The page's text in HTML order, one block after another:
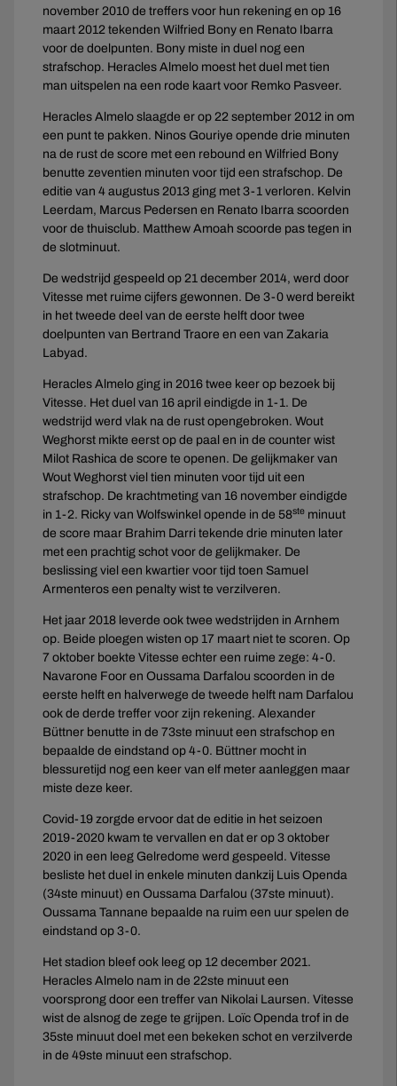
november 2010 de treffers voor hun rekening en op 16
maart 2012 tekenden Wilfried Bony en Renato Ibarra
voor de doelpunten. Bony miste in duel nog een
strafschop. Heracles Almelo moest het duel met tien
man uitspelen na een rode kaart voor Remko Pasveer.
Heracles Almelo slaagde er op 22 september 2012 in om
een punt te pakken. Ninos Gouriye opende drie minuten
na de rust de score met een rebound en Wilfried Bony
benutte zeventien minuten voor tijd een strafschop. De
editie van 4 augustus 2013 ging met 3-1 verloren. Kelvin
Leerdam, Marcus Pedersen en Renato Ibarra scoorden
voor de thuisclub. Matthew Amoah scoorde pas tegen in
de slotminuut.
De wedstrijd gespeeld op 21 december 2014, werd door
Vitesse met ruime cijfers gewonnen. De 3-0 werd bereikt
in het tweede deel van de eerste helft door twee
doelpunten van Bertrand Traore en een van Zakaria
Labyad.
Heracles Almelo ging in 2016 twee keer op bezoek bij
Vitesse. Het duel van 16 april eindigde in 1-1. De
wedstrijd werd vlak na de rust opengebroken. Wout
Weghorst mikte eerst op de paal en in de counter wist
Milot Rashica de score te openen. De gelijkmaker van
Wout Weghorst viel tien minuten voor tijd uit een
strafschop. De krachtmeting van 16 november eindigde
in 1-2. Ricky van Wolfswinkel opende in de 58ste minuut
de score maar Brahim Darri tekende drie minuten later
met een prachtig schot voor de gelijkmaker. De
beslissing viel een kwartier voor tijd toen Samuel
Armenteros een penalty wist te verzilveren.
Het jaar 2018 leverde ook twee wedstrijden in Arnhem
op. Beide ploegen wisten op 17 maart niet te scoren. Op
7 oktober boekte Vitesse echter een ruime zege: 4-0.
Navarone Foor en Oussama Darfalou scoorden in de
eerste helft en halverwege de tweede helft nam Darfalou
ook de derde treffer voor zijn rekening. Alexander
Büttner benutte in de 73ste minuut een strafschop en
bepaalde de eindstand op 4-0. Büttner mocht in
blessuretijd nog een keer van elf meter aanleggen maar
miste deze keer.
Covid-19 zorgde ervoor dat de editie in het seizoen
2019-2020 kwam te vervallen en dat er op 3 oktober
2020 in een leeg Gelredome werd gespeeld. Vitesse
besliste het duel in enkele minuten dankzij Luis Openda
(34ste minuut) en Oussama Darfalou (37ste minuut).
Oussama Tannane bepaalde na ruim een uur spelen de
eindstand op 3-0.
Het stadion bleef ook leeg op 12 december 2021.
Heracles Almelo nam in de 22ste minuut een
voorsprong door een treffer van Nikolai Laursen. Vitesse
wist de alsnog de zege te grijpen. Loïc Openda trof in de
35ste minuut doel met een bekeken schot en verzilverde
in de 49ste minuut een strafschop.